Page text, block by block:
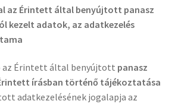
az Érintett által benyújtott panasz
kezelt adatok, az adatkezelés
az Érintett által benyújtott panasz
írásban történő tájékoztatása
adatkezelésének jogalapja az